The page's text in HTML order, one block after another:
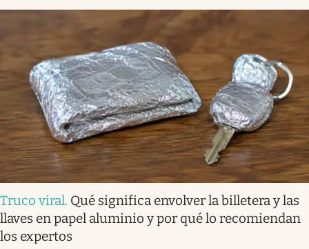
Truco viral. Qué significa envolver la billetera y las
llaves en papel aluminio y por qué lo recomiendan
los expertos